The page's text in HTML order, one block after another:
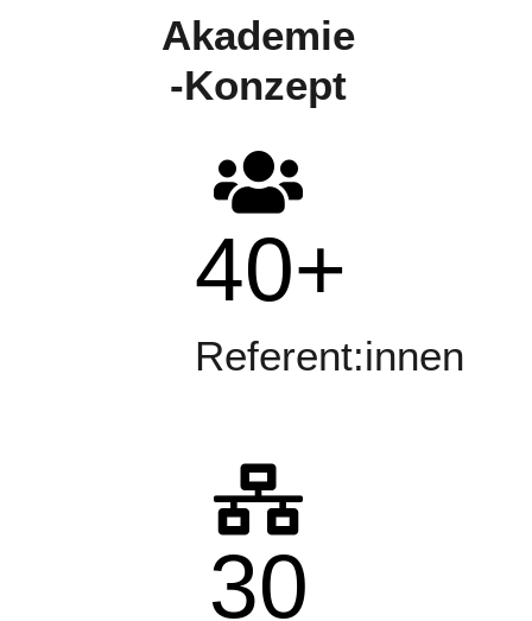
Akademie
-Konzept
40+
Referent:innen
30